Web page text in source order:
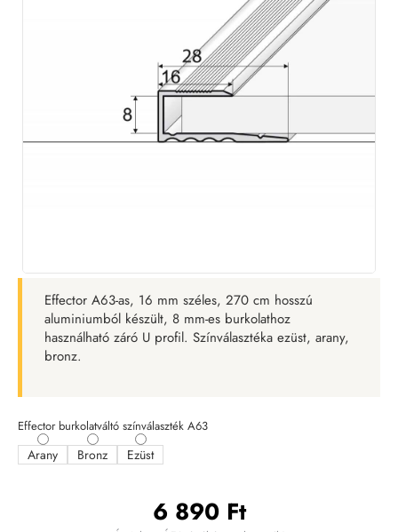
Effector A63-as, 16 mm széles, 270 cm hosszú
aluminiumból készült, 8 mm-es burkolathoz
használható záró U profil. Színválasztéka ezüst, arany,
bronz.
6 890 Ft
Effector burkolatváltó színválaszték A63
Arany Bronz Ezüst